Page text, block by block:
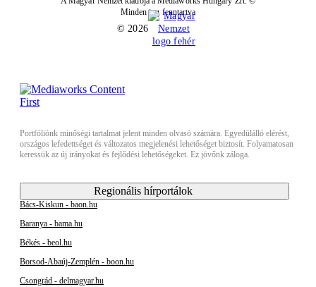
Minden jog fenntartva
© 2026
Portfóliónk minőségi tartalmat jelent minden olvasó számára. Egyedülálló elérést,
országos lefedettséget és változatos megjelenési lehetőséget biztosít. Folyamatosan
keressük az új irányokat és fejlődési lehetőségeket. Ez jövőnk záloga.
Regionális hírportálok
Bács-Kiskun - baon.hu
Baranya - bama.hu
Békés - beol.hu
Borsod-Abaúj-Zemplén - boon.hu
Csongrád - delmagyar.hu